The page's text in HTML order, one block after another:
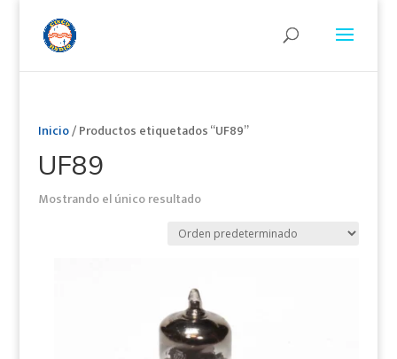
Inicio/ Productos etiquetados “UF89”
UF89
Mostrando el único resultado